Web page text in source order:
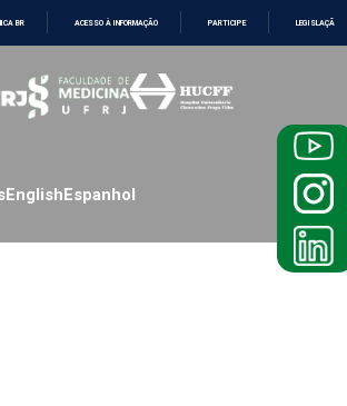
O
CONTEÚDO
BR ACESSO À INFORMAÇÃO PARTICIPE LEGISLAÇÃO
EnglishEspanhol